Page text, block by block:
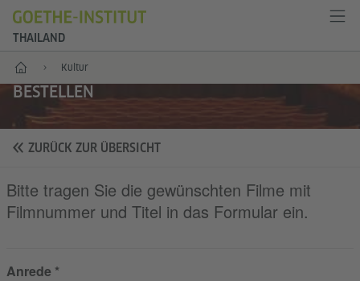
THAILAND
Start Kultur
BESTELLEN
ZURÜCK ZUR ÜBERSICHT
Bitte tragen Sie die gewünschten Filme mit
Filmnummer und Titel in das Formular ein.
Anrede